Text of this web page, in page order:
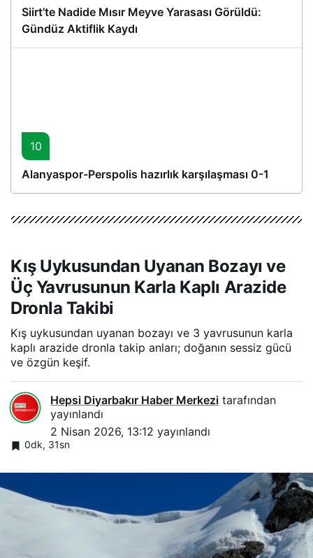
Siirt’te Nadide Mısır Meyve Yarasası Görüldü:
Gündüz Aktiflik Kaydı
10
Alanyaspor-Perspolis hazırlık karşılaşması 0-1
Kış Uykusundan Uyanan Bozayı ve
Üç Yavrusunun Karla Kaplı Arazide
Dronla Takibi
Kış uykusundan uyanan bozayı ve 3 yavrusunun karla
kaplı arazide dronla takip anları; doğanın sessiz gücü
ve özgün keşif.
Hepsi Diyarbakır Haber Merkezi tarafından
yayınlandı
2 Nisan 2026, 13:12 yayınlandı
0dk, 31sn